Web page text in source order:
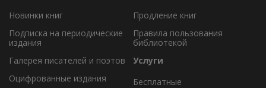
Новинки книг
Подписка на периодические
издания
Галерея писателей и поэтов
Оцифрованные издания
Продление книг
Правила пользования
библиотекой
Услуги
Бесплатные